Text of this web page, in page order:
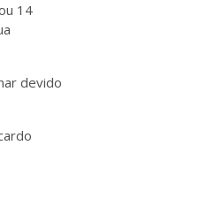
14
devido